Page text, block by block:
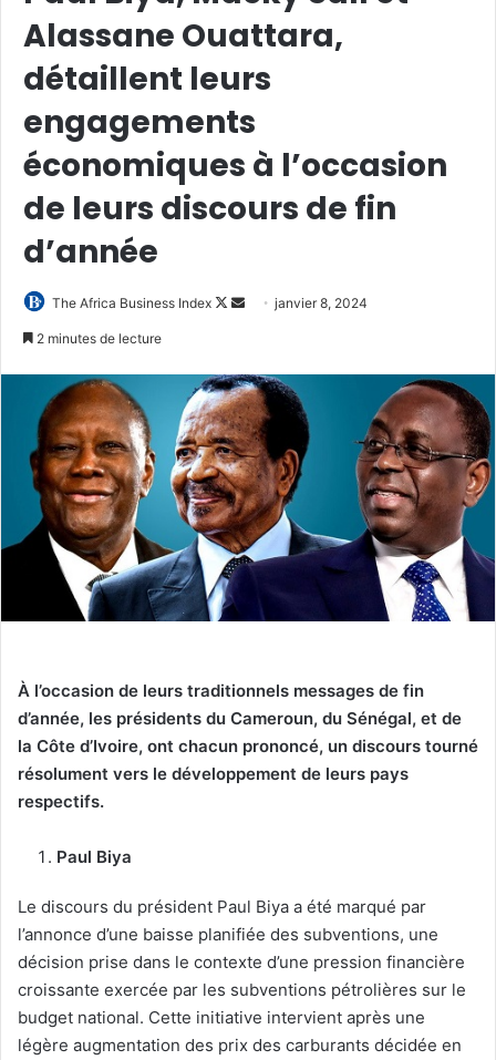
Alassane Ouattara,
détaillent leurs
engagements
économiques à l’occasion
de leurs discours de fin
d’année
The Africa Business Index
Follow
Envoyerjanvier 8, 2024
2 minutes de lecture
À l’occasion de leurs traditionnels messages de fin
d’année, les présidents du Cameroun, du Sénégal, et de
la Côte d’Ivoire, ont chacun prononcé, un discours tourné
résolument vers le développement de leurs pays
respectifs.
Paul Biya
Le discours du président Paul Biya a été marqué par
l’annonce d’une baisse planifiée des subventions, une
décision prise dans le contexte d’une pression financière
croissante exercée par les subventions pétrolières sur le
budget national. Cette initiative intervient après une
légère augmentation des prix des carburants décidée en